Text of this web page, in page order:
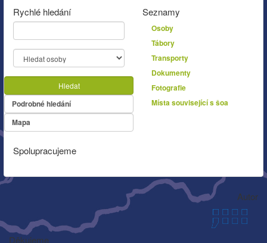
Rychlé hledání
Hledat
Podrobné hledání
Mapa
Seznamy
Osoby
Tábory
Transporty
Dokumenty
Fotografie
Místa související s šoa
Spolupracujeme
Autor
Děkujeme